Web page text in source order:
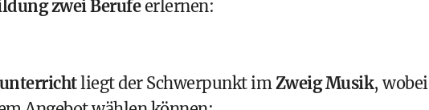
zwei Berufeerlernen:
liegt der Schwerpunkt imZweig Musik, wobei